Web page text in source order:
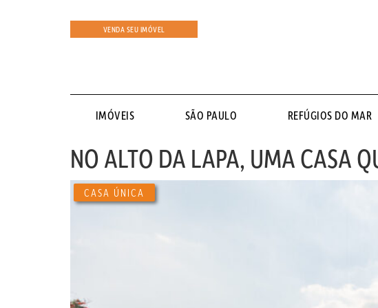
VENDA SEU IMÓVEL
IMÓVEIS SÃO PAULO REFÚGIOS DO MAR
NO ALTO DA LAPA, UMA CASA
CASA ÚNICA